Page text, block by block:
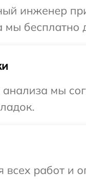
инженер
бесплатно
мы
всех работ и